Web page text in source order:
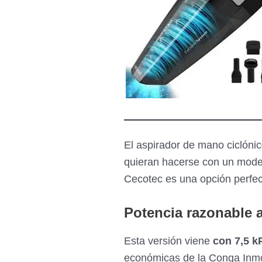
INMORTAL
Extremesuction
141,1 V Hand
CECOTEC CONGA
El aspirador de mano
quieran hacerse con un
Cecotec es una opción
Potencia razonable
Esta versión viene con 7,5
económicas de la Conga